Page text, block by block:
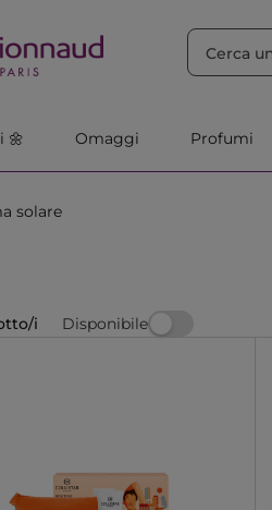
🌼 Omaggi Profumi
solare
i Disponibile